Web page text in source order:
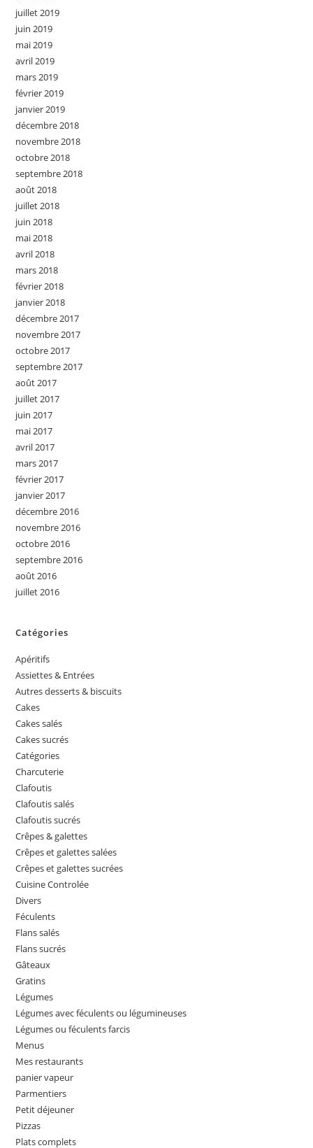
juillet 2019
juin 2019
mai 2019
avril 2019
mars 2019
février 2019
janvier 2019
décembre 2018
novembre 2018
octobre 2018
septembre 2018
août 2018
juillet 2018
juin 2018
mai 2018
avril 2018
mars 2018
février 2018
janvier 2018
décembre 2017
novembre 2017
octobre 2017
septembre 2017
août 2017
juillet 2017
juin 2017
mai 2017
avril 2017
mars 2017
février 2017
janvier 2017
décembre 2016
novembre 2016
octobre 2016
septembre 2016
août 2016
juillet 2016
Catégories
Apéritifs
Assiettes & Entrées
Autres desserts & biscuits
Cakes
Cakes salés
Cakes sucrés
Catégories
Charcuterie
Clafoutis
Clafoutis salés
Clafoutis sucrés
Crêpes & galettes
Crêpes et galettes salées
Crêpes et galettes sucrées
Cuisine Controlée
Divers
Féculents
Flans salés
Flans sucrés
Gâteaux
Gratins
Légumes
Légumes avec féculents ou légumineuses
Légumes ou féculents farcis
Menus
Mes restaurants
panier vapeur
Parmentiers
Petit déjeuner
Pizzas
Plats complets